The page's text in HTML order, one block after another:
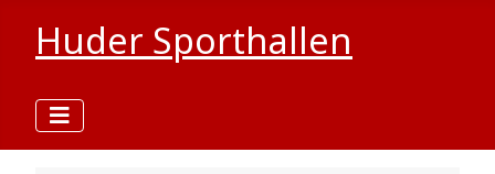
Huder Sporthallen